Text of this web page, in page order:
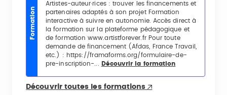
Formation
Artistes-auteur·rices : trouver les financements et
partenaires adaptés à son projet Formation
interactive à suivre en autonomie. Accès direct à
la formation sur la plateforme pédagogique et
de formation www.artistforever.fr Pour toute
demande de financement (Afdas, France Travail,
etc.) : https://framaforms.org/formulaire-de-
pre-inscription-...
Découvrir la formation
Découvrir toutes les formations